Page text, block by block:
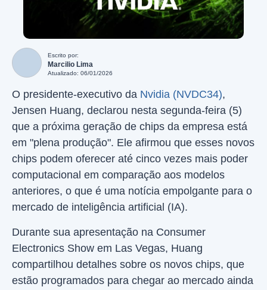
Escrito por:
Marcilio Lima
Atualizado: 06/01/2026
O presidente-executivo da Nvidia (NVDC34),
Jensen Huang, declarou nesta segunda-feira (5)
que a próxima geração de chips da empresa está
em "plena produção". Ele afirmou que esses novos
chips podem oferecer até cinco vezes mais poder
computacional em comparação aos modelos
anteriores, o que é uma notícia empolgante para o
mercado de inteligência artificial (IA).
Durante sua apresentação na Consumer
Electronics Show em Las Vegas, Huang
compartilhou detalhes sobre os novos chips, que
estão programados para chegar ao mercado ainda